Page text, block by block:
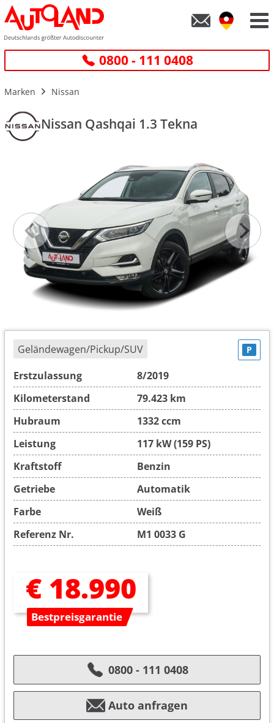
0800 - 111 0408
Marken Nissan
Nissan Qashqai 1.3 Tekna
Geländewagen/Pickup/SUV P
Erstzulassung
8/2019
Kilometerstand
79.423 km
Hubraum
1332 ccm
Leistung
117 kW (159 PS)
Kraftstoff
Benzin
Getriebe
Automatik
Farbe
Weiß
Referenz Nr.
M1 0033 G
€ 18.990
Bestpreisgarantie
0800 - 111 0408
Auto anfragen